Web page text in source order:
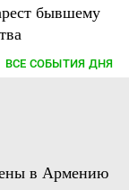
бывшему
ВСЕ СОБЫТИЯ ДНЯ
в Армению